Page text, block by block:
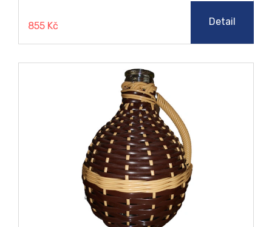
855 Kč Detail